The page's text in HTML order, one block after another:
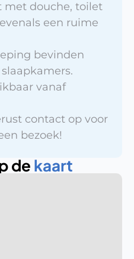
met douche, toilet
een ruime
bevinden
vanaf
contact op voor
bezoek!
de kaart